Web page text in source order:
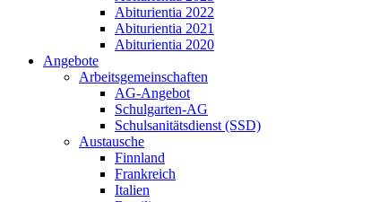
Abiturientia 2022
Abiturientia 2021
Abiturientia 2020
Angebote
Arbeitsgemeinschaften
AG-Angebot
Schulgarten-AG
Schulsanitätsdienst (SSD)
Austausche
Finnland
Frankreich
Italien